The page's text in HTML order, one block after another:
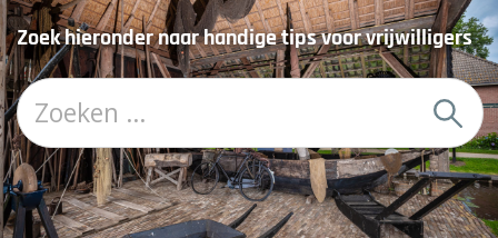
Zoek hieronder naar handige tips voor vrijwilligers
Z
o
e
k
: